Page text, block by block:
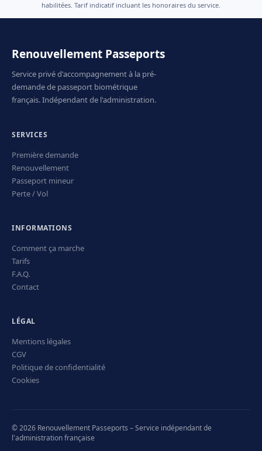
habilitées. Tarif indicatif incluant les honoraires du service.
Renouvellement Passeports
Service privé d'accompagnement à la pré-
demande de passeport biométrique
français. Indépendant de l'administration.
SERVICES
Première demande
Renouvellement
Passeport mineur
Perte / Vol
INFORMATIONS
Comment ça marche
Tarifs
F.A.Q.
Contact
LÉGAL
Mentions légales
CGV
Politique de confidentialité
Cookies
© 2026 Renouvellement Passeports – Service indépendant de
l'administration française